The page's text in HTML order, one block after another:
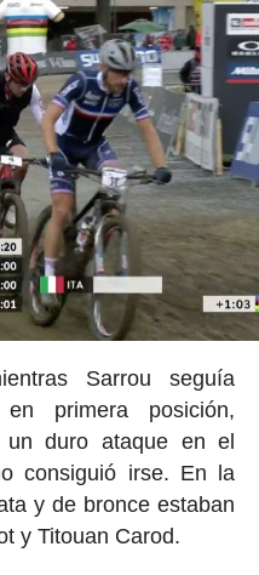
Sarrou seguía
primera posición,
un duro ataque en el
consiguió irse. En la
y de bronce estaban
y Titouan Carod.